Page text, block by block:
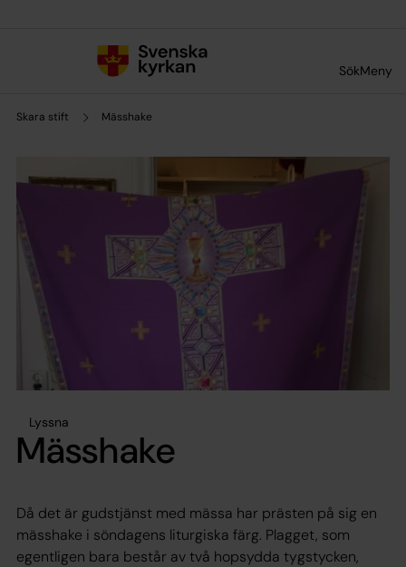
SökMeny
Skara stift Mässhake
Lyssna
Mässhake
Då det är gudstjänst med mässa har prästen på sig en
mässhake i söndagens liturgiska färg. Plagget, som
egentligen bara består av två hopsydda tygstycken,